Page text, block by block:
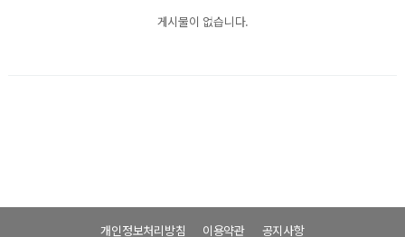
게시물이 없습니다.
개인정보처리방침 이용약관 공지사항